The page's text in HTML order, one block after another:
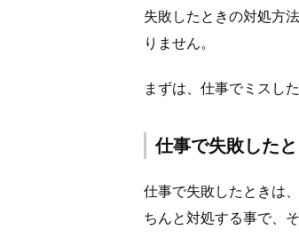
失敗したときの対処方
りません。
まずは、仕事でミスし
仕事で失敗した
仕事で失敗したときは
ちんと対処する事で、